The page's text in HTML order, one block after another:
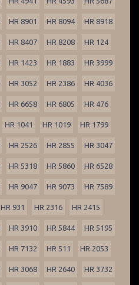
HR 8901 HR 8094 HR 8918
HR 8407 HR 8208 HR 124
HR 1423 HR 1883 HR 3999
HR 3052 HR 2386 HR 4036
HR 6658 HR 6805 HR 476
HR 1041 HR 1019 HR 1799
HR 2526 HR 2855 HR 3047
HR 5318 HR 5860 HR 6528
HR 9047 HR 9073 HR 7589
HR 931 HR 2316 HR 2415
HR 3910 HR 5844 HR 5195
HR 7132 HR 511 HR 2053
HR 3068 HR 2640 HR 3732